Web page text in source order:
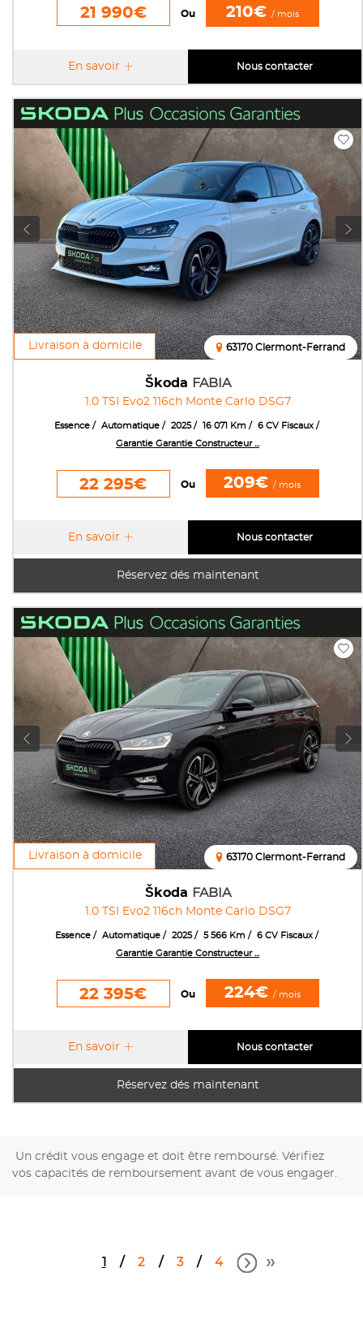
21 990€ Ou 210€ / mois
En savoir Nous contacter
Livraison à domicile
Škoda FABIA
1.0 TSI Evo2 116ch Monte Carlo DSG7
63170 Clermont-Ferrand
Essence Automatique 2025 16 071 Km
6 CV Fiscaux
Garantie Garantie Constructeur ...
22 295€ Ou 209€ / mois
Réservez dés maintenant
En savoir Nous contacter
Livraison à domicile
Škoda FABIA
1.0 TSI Evo2 116ch Monte Carlo DSG7
63170 Clermont-Ferrand
Essence Automatique 2025 5 566 Km
6 CV Fiscaux
Garantie Garantie Constructeur ...
22 395€ Ou 224€ / mois
Réservez dés maintenant
En savoir Nous contacter
Un crédit vous engage et doit être remboursé. Vérifiez
vos capacités de remboursement avant de vous engager.
2 3 4